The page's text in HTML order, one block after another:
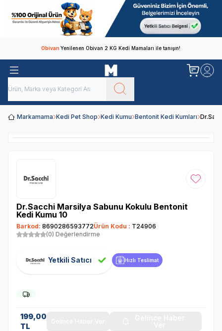
ObivanYenilenen Obivan 2 KG Kedi Mamaları ile tanışın!
Markamama Kedi Pet Shop Kedi Kumu Bentonit Kedi Kumları
Favoriye
Dr.Sacchi Marsilya Sabunu Kokulu Bentonit
Kedi Kumu 10
Barkod: 8690286593772Ürün Kodu : T24906
(0) Değerlendirme
Yetkili Satıcı Hızlı Teslimat
199,00
TL